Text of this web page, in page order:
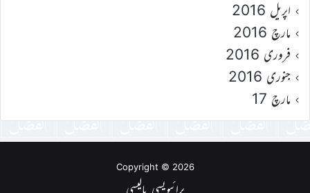
اپریل 2016
مارچ 2016
فروری 2016
جنوری 2016
مارچ 17
Copyright © 2026
پرائیویسی پالیسی